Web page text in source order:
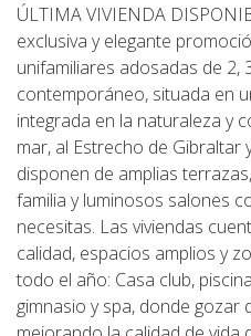
ÚLTIMA VIVIENDA
exclusiva y elegante
unifamiliares adosadas de 2,
contemporáneo, situada en
integrada en la naturaleza y
mar, al Estrecho de Gibraltar
disponen de amplias
familia y luminosos salones
necesitas. Las viviendas
calidad, espacios amplios y
todo el año: Casa club,
gimnasio y spa, donde gozar